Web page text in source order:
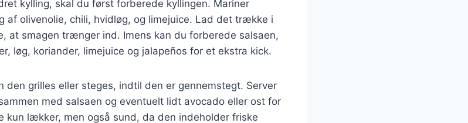
kylling, skal du først forberede kyllingen. Mariner
af olivenolie, chili, hvidløg, og limejuice. Lad det trække i
at smagen trænger ind. Imens kan du forberede salsaen,
løg, koriander, limejuice og jalapeños for et ekstra kick.
den grilles eller steges, indtil den er gennemstegt. Server
med salsaen og eventuelt lidt avocado eller ost for
kun lækker, men også sund, da den indeholder friske